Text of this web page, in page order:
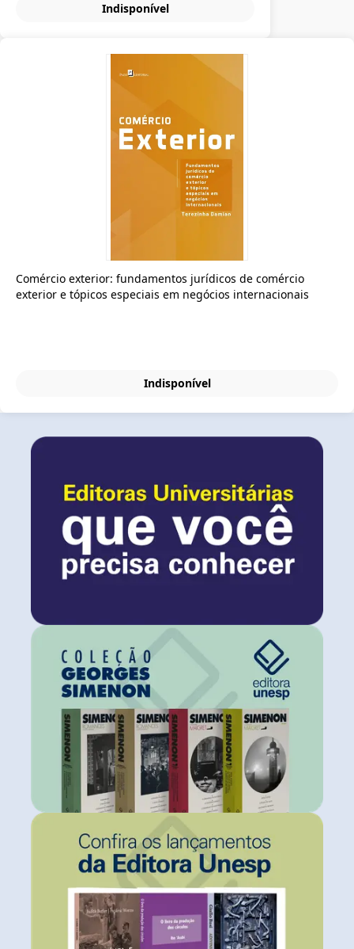
Indisponível
Comércio exterior: fundamentos jurídicos de comércio
exterior e tópicos especiais em negócios internacionais
Indisponível